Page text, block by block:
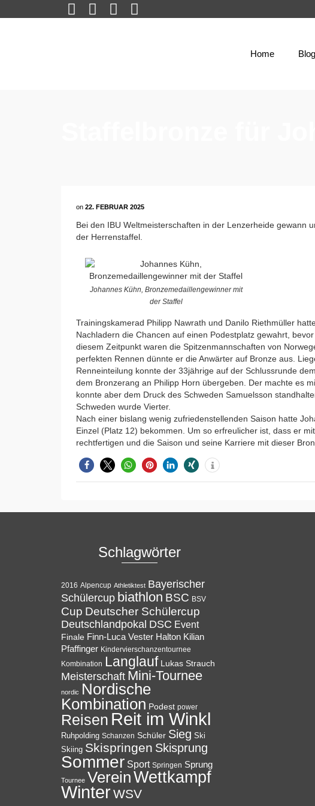
Home Blog
on 22. FEBRUAR 2025
Bei den IBU Weltmeisterschaften in der Lenzerheide gewann
der Herrenstaffel.
Johannes Kühn, Bronzemedaillengewinner mit
der Staffel
Trainingskamerad Philipp Nawrath und Danilo Riethmüller
Nachladern die Chancen auf einen Podestplatz gewahrt,
diesem Zeitpunkt waren die Spitzenmannschaften von
perfekten Rennen dünnte er die Anwärter auf Bronze aus.
Renneinteilung konnte der 33jährige auf der Schlussrunde
dem Bronzerang an Philipp Horn übergeben. Der machte es
konnte aber dem Druck des Schweden Samuelsson
Schweden wurde Vierter.
Nach einer bislang wenig zufriedenstellenden Saison hatte
Einzel (Platz 12) bekommen. Um so erfreulicher ist, dass er
rechtfertigen und die Saison und seine Karriere mit dieser
Schlagwörter
2016 Alpencup Athletiktest Bayerischer
Schülercup biathlon BSC BSV
Cup Deutscher Schülercup
Deutschlandpokal DSC Event
Finale Finn-Luca Vester Halton Kilian
Pfaffinger Kindervierschanzentournee
Kombination Langlauf Lukas Strauch
Meisterschaft Mini-Tournee
nordic Nordische
Kombination Podest power
Reisen Reit im Winkl
Ruhpolding Schanzen Schüler Sieg Ski
Skiing Skispringen Skisprung
Sommer Sport Springen Sprung
Tournee VereinWettkampf
WinterWSV